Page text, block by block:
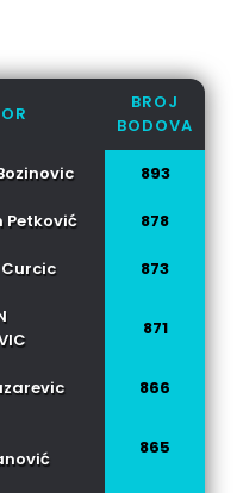
BROJ
BODOVA
893
Petković 878
873
871
866
865